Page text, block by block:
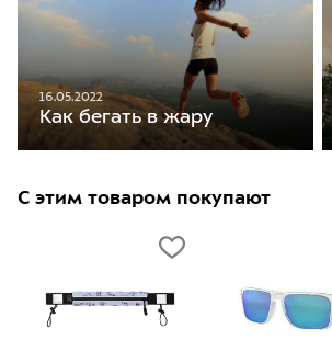
16.05.2022
Как бегать в жару
С этим товаром покупают